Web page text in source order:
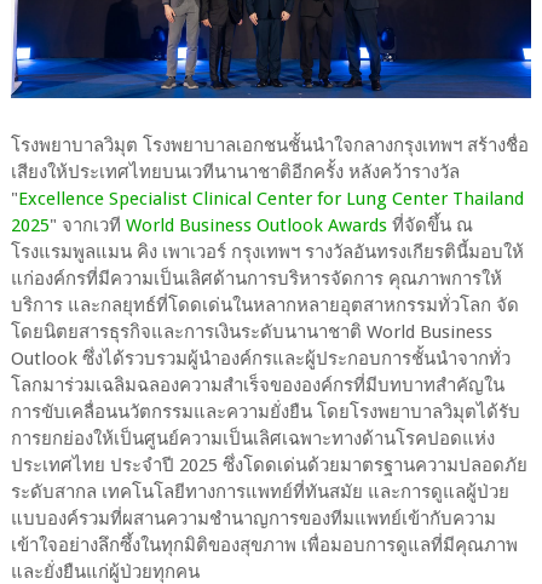
โรงพยาบาลวิมุต โรงพยาบาลเอกชนชั้นนำใจกลางกรุงเทพฯ สร้างชื่อ
เสียงให้ประเทศไทยบนเวทีนานาชาติอีกครั้ง หลังคว้ารางวัล
"Excellence Specialist Clinical Center for Lung Center Thailand
2025" จากเวที World Business Outlook Awardsที่จัดขึ้น ณ
โรงแรมพูลแมน คิง เพาเวอร์ กรุงเทพฯ รางวัลอันทรงเกียรตินี้มอบให้
แก่องค์กรที่มีความเป็นเลิศด้านการบริหารจัดการ คุณภาพการให้
บริการ และกลยุทธ์ที่โดดเด่นในหลากหลายอุตสาหกรรมทั่วโลก จัด
โดยนิตยสารธุรกิจและการเงินระดับนานาชาติ World Business
Outlook ซึ่งได้รวบรวมผู้นำองค์กรและผู้ประกอบการชั้นนำจากทั่ว
โลกมาร่วมเฉลิมฉลองความสำเร็จขององค์กรที่มีบทบาทสำคัญใน
การขับเคลื่อนนวัตกรรมและความยั่งยืน โดยโรงพยาบาลวิมุตได้รับ
การยกย่องให้เป็นศูนย์ความเป็นเลิศเฉพาะทางด้านโรคปอดแห่ง
ประเทศไทย ประจำปี 2025 ซึ่งโดดเด่นด้วยมาตรฐานความปลอดภัย
ระดับสากล เทคโนโลยีทางการแพทย์ที่ทันสมัย และการดูแลผู้ป่วย
แบบองค์รวมที่ผสานความชำนาญการของทีมแพทย์เข้ากับความ
เข้าใจอย่างลึกซึ้งในทุกมิติของสุขภาพ เพื่อมอบการดูแลที่มีคุณภาพ
และยั่งยืนแก่ผู้ป่วยทุกคน